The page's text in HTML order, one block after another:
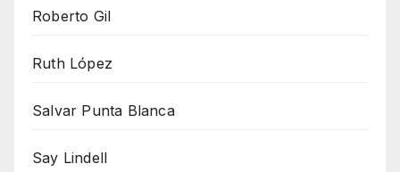
Roberto Gil
Ruth López
Salvar Punta Blanca
Say Lindell